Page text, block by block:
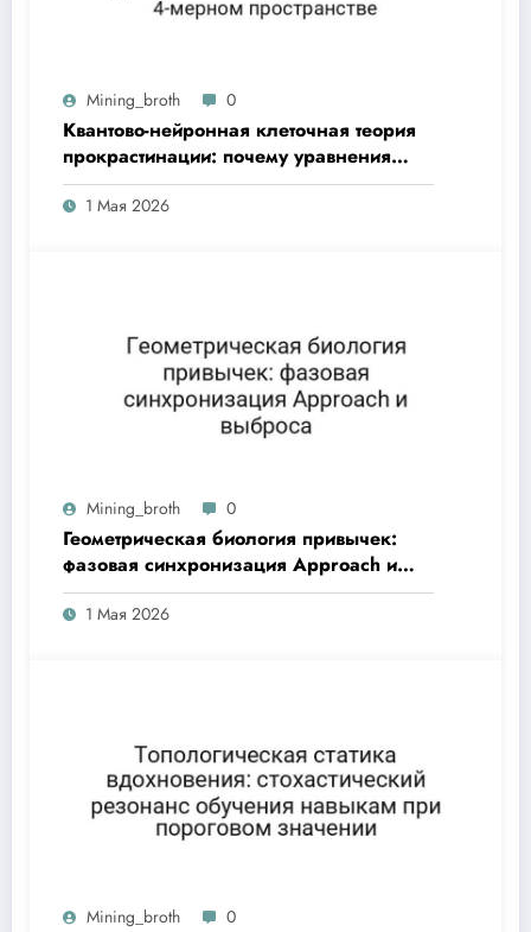
Mining_broth 0
Квантово-нейронная клеточная теория
прокрастинации: почему уравнения
всегда диссипирует в 4-мерном
пространстве
1 Мая 2026
Mining_broth 0
Геометрическая биология привычек:
фазовая синхронизация Approach и
выброса
1 Мая 2026
Mining_broth 0